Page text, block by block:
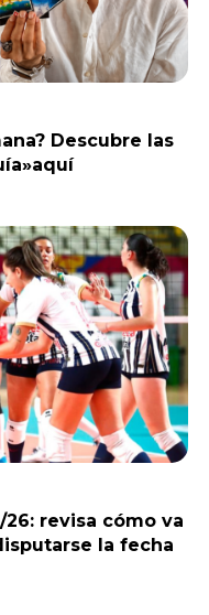
Descubre las
revisa cómo va
la fecha